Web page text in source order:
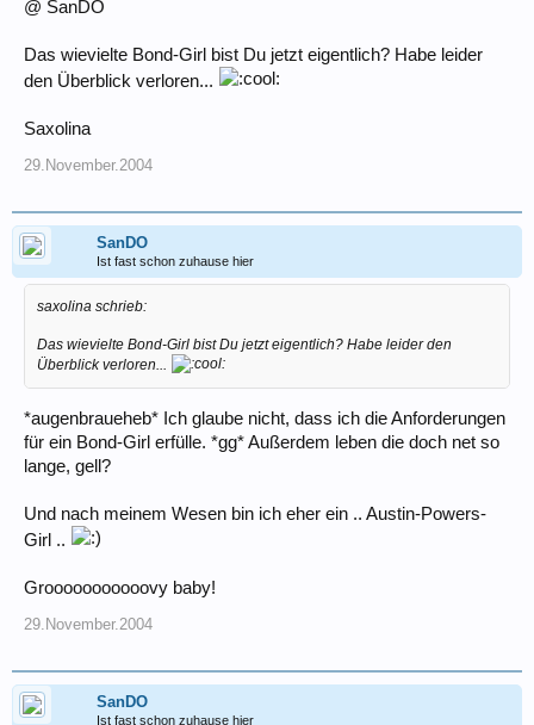
@ SanDO
Das wievielte Bond-Girl bist Du jetzt eigentlich? Habe leider
den Überblick verloren...
Saxolina
29.November.2004
SanDO
Ist fast schon zuhause hier
saxolina schrieb:
Das wievielte Bond-Girl bist Du jetzt eigentlich? Habe leider den
Überblick verloren...
*augenbraueheb* Ich glaube nicht, dass ich die Anforderungen
für ein Bond-Girl erfülle. *gg* Außerdem leben die doch net so
lange, gell?
Und nach meinem Wesen bin ich eher ein .. Austin-Powers-
Girl ..
Grooooooooooovy baby!
29.November.2004
SanDO
Ist fast schon zuhause hier